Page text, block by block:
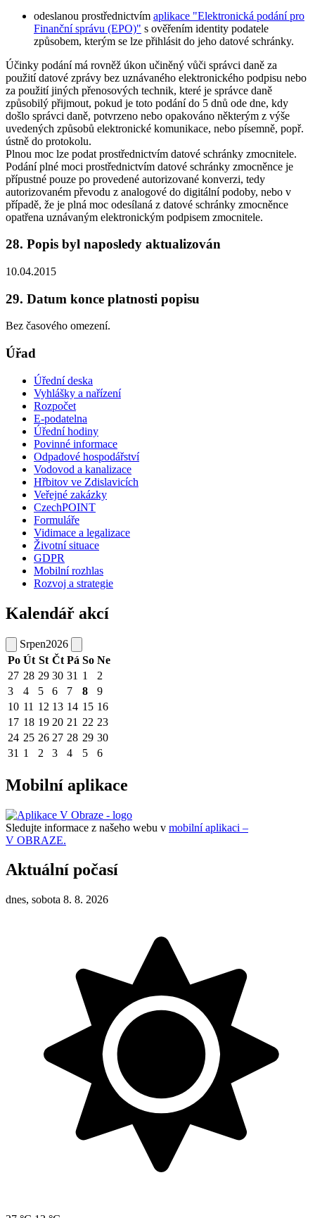
odeslanou prostřednictvím aplikace "Elektronická podání pro
Finanční správu (EPO)" s ověřením identity podatele
způsobem, kterým se lze přihlásit do jeho datové schránky.
Účinky podání má rovněž úkon učiněný vůči správci daně za
použití datové zprávy bez uznávaného elektronického podpisu nebo
za použití jiných přenosových technik, které je správce daně
způsobilý přijmout, pokud je toto podání do 5 dnů ode dne, kdy
došlo správci daně, potvrzeno nebo opakováno některým z výše
uvedených způsobů elektronické komunikace, nebo písemně, popř.
ústně do protokolu.
Plnou moc lze podat prostřednictvím datové schránky zmocnitele.
Podání plné moci prostřednictvím datové schránky zmocněnce je
přípustné pouze po provedené autorizované konverzi, tedy
autorizovaném převodu z analogové do digitální podoby, nebo v
případě, že je plná moc odesílaná z datové schránky zmocněnce
opatřena uznávaným elektronickým podpisem zmocnitele.
28. Popis byl naposledy aktualizován
10.04.2015
29. Datum konce platnosti popisu
Bez časového omezení.
Úřad
Úřední deska
Vyhlášky a nařízení
Rozpočet
E-podatelna
Úřední hodiny
Povinné informace
Odpadové hospodářství
Vodovod a kanalizace
Hřbitov ve Zdislavicích
Veřejné zakázky
CzechPOINT
Formuláře
Vidimace a legalizace
Životní situace
GDPR
Mobilní rozhlas
Rozvoj a strategie
Kalendář akcí
Srpen2026
Po Út St Čt Pá So Ne
27 28 29 30 31 1
2
3
4 5 6 7 8
9
10 11 12 13 14 15 16
17 18 19 20 21 22 23
24 25 26 27 28 29 30
31 1 2 3 4 5 6
Mobilní aplikace
Sledujte informace z našeho webu v mobilní aplikaci –
V OBRAZE.
Aktuální počasí
dnes, sobota 8. 8. 2026